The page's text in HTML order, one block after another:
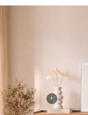
+